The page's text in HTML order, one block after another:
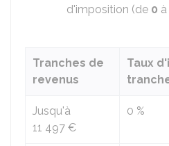
d'imposition (de 0 à
Tranches de
revenus
Taux
Jusqu'à
11 497 €
0 %